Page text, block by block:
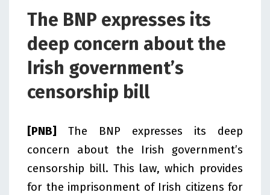
The BNP expresses its
deep concern about the
Irish government’s
censorship bill
[PNB]
The BNP expresses its deep
concern about the Irish government’s
censorship bill. This law, which provides
for the imprisonment of Irish citizens for